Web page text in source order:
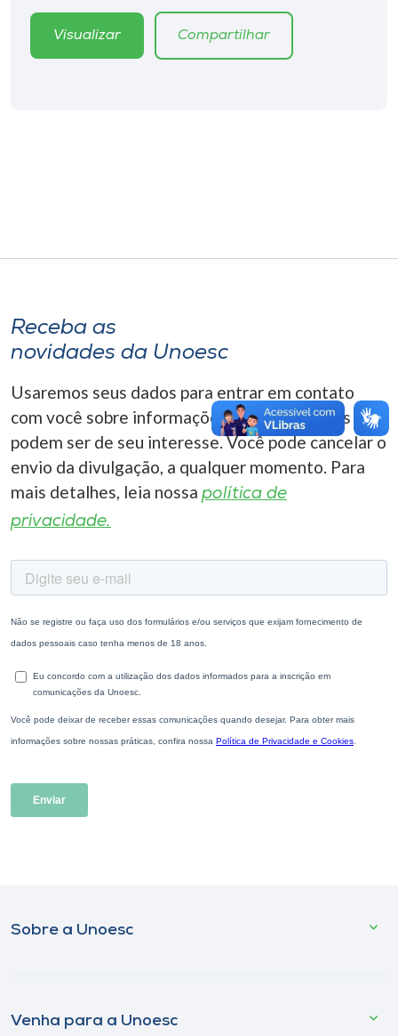
Museu
Visualizar Compartilhar
Receba as
novidades da Unoesc
Usaremos seus dados para entrar em contato
com você sobre informações correlacionadas que
podem ser de seu interesse. Você pode cancelar o
envio da divulgação, a qualquer momento. Para
mais detalhes, leia nossa política de
privacidade.
Sobre a Unoesc
Venha para a Unoesc